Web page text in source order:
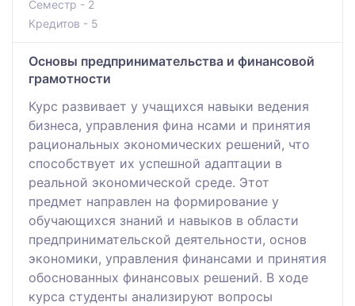
Семестр - 2
Кредитов - 5
Основы предпринимательства и финансовой
грамотности
Курс развивает у учащихся навыки ведения
бизнеса, управления фина нсами и принятия
рациональных экономических решений, что
способствует их успешной адаптации в
реальной экономической среде. Этот
предмет направлен на формирование у
обучающихся знаний и навыков в области
предпринимательской деятельности, основ
экономики, управления финансами и принятия
обоснованных финансовых решений. В ходе
курса студенты анализируют вопросы